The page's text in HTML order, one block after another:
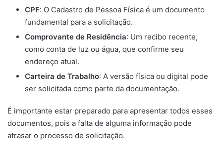
CPF: O Cadastro de Pessoa Física é um documento
fundamental para a solicitação.
Comprovante de Residência: Um recibo recente,
como conta de luz ou água, que confirme seu
endereço atual.
Carteira de Trabalho: A versão física ou digital pode
ser solicitada como parte da documentação.
É importante estar preparado para apresentar todos esses
documentos, pois a falta de alguma informação pode
atrasar o processo de solicitação.